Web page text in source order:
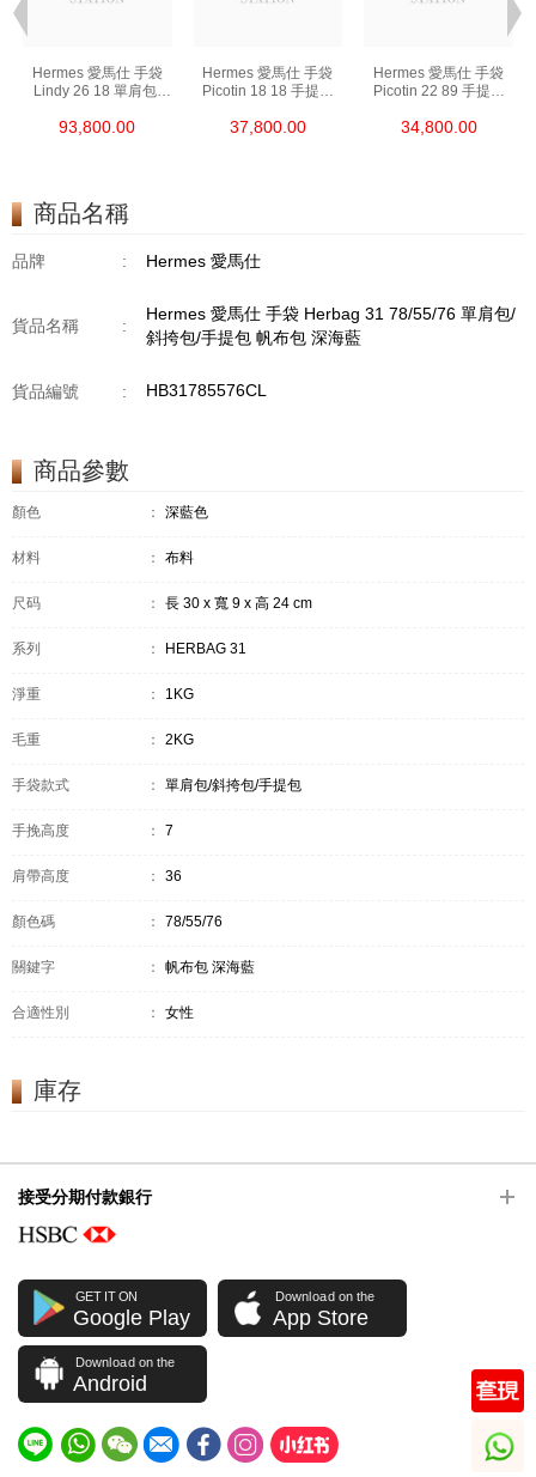
Hermes 愛馬仕 手袋
Lindy 26 18 單肩包/
93,800.00
Hermes 愛馬仕 手袋
Picotin 18 18 手提包
37,800.00
Hermes 愛馬仕 手袋
Picotin 22 89 手提包
34,800.00
商品名稱
品牌 : Hermes 愛馬仕
貨品名稱 :
Hermes 愛馬仕 手袋 Herbag 31 78/55/76 單肩包/
斜挎包/手提包 帆布包 深海藍
貨品編號 : HB31785576CL
商品參數
顏色 ： 深藍色
材料 ： 布料
尺码 ： 長 30 x 寬 9 x 高 24 cm
系列 ： HERBAG 31
淨重 ： 1KG
毛重 ： 2KG
手袋款式 ： 單肩包/斜挎包/手提包
手挽高度 ： 7
肩帶高度 ： 36
顏色碼 ： 78/55/76
關鍵字 ： 帆布包 深海藍
合適性別 ： 女性
庫存
接受分期付款銀行
GET IT ON
Google Play
Download on the
App Store
Download on the
Android